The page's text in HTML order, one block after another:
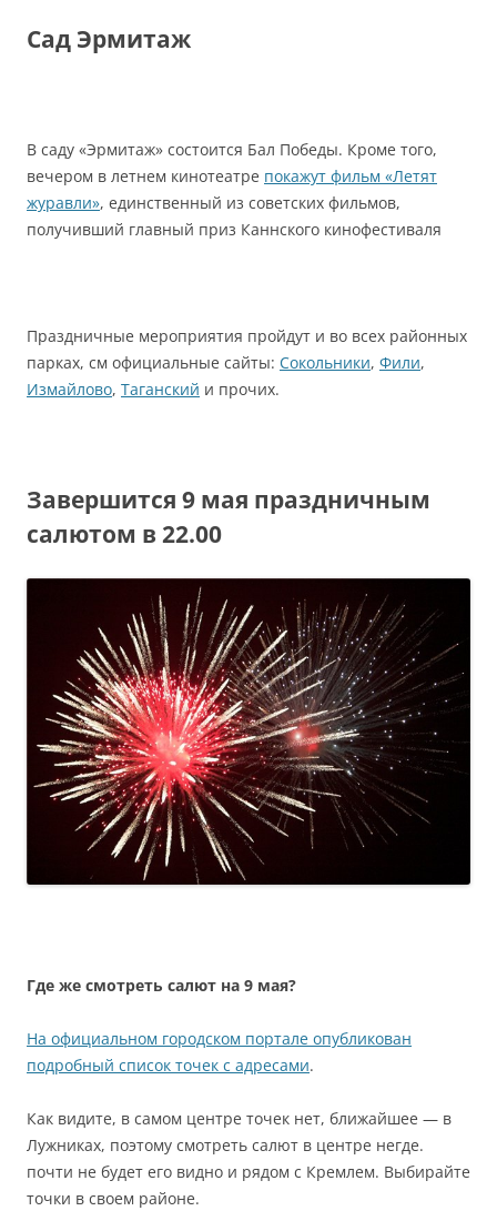
Сад Эрмитаж
В саду «Эрмитаж» состоится Бал Победы. Кроме того,
вечером в летнем кинотеатре покажут фильм «Летят
журавли», единственный из советских фильмов,
получивший главный приз Каннского кинофестиваля
Праздничные мероприятия пройдут и во всех районных
парках, см официальные сайты: Сокольники, Фили,
Измайлово, Таганский и прочих.
Завершится 9 мая праздничным
салютом в 22.00
Где же смотреть салют на 9 мая?
На официальном городском портале опубликован
подробный список точек с адресами.
Как видите, в самом центре точек нет, ближайшее — в
Лужниках, поэтому смотреть салют в центре негде.
почти не будет его видно и рядом с Кремлем. Выбирайте
точки в своем районе.